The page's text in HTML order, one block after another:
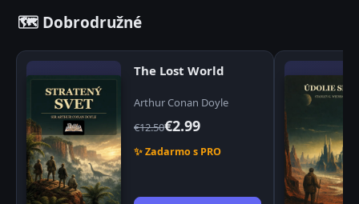
🗺️ Dobrodružné
The Lost World
Arthur Conan Doyle
€12.50€2.99
✨ Zadarmo s PRO